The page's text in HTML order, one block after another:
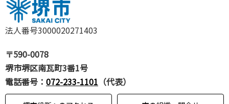
法人番号3000020271403
〒590-0078
堺市堺区南瓦町3番1号
電話番号： 072-233-1101 （代表）